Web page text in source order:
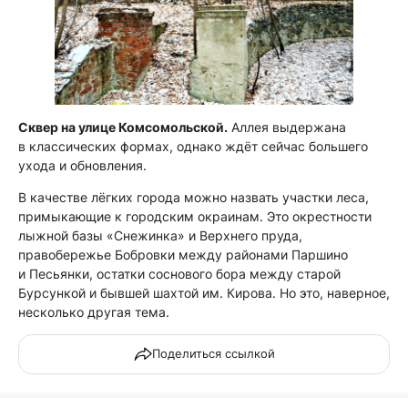
Сквер на улице Комсомольской. Аллея выдержана
в классических формах, однако ждёт сейчас большего
ухода и обновления.
В качестве лёгких города можно назвать участки леса,
примыкающие к городским окраинам. Это окрестности
лыжной базы «Снежинка» и Верхнего пруда,
правобережье Бобровки между районами Паршино
и Песьянки, остатки соснового бора между старой
Бурсункой и бывшей шахтой им. Кирова. Но это, наверное,
несколько другая тема.
Поделиться ссылкой